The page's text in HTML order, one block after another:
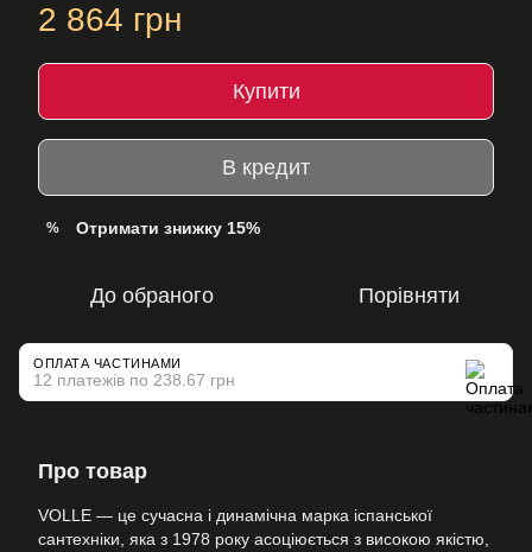
2 864 грн
Купити
В кредит
% Отримати знижку 15%
До обраного Порівняти
ОПЛАТА ЧАСТИНАМИ
12 платежів по 238.67 грн
Про товар
VOLLE — це сучасна і динамічна марка іспанської
сантехніки, яка з 1978 року асоціюється з високою якістю,